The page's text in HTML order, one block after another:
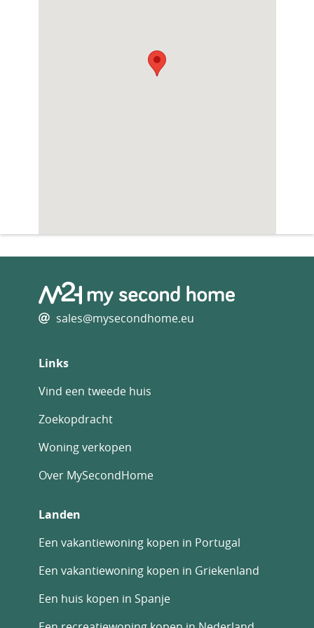
sales@mysecondhome.eu
Links
Vind een tweede huis
Zoekopdracht
Woning verkopen
Over MySecondHome
Landen
Een vakantiewoning kopen in Portugal
Een vakantiewoning kopen in Griekenland
Een huis kopen in Spanje